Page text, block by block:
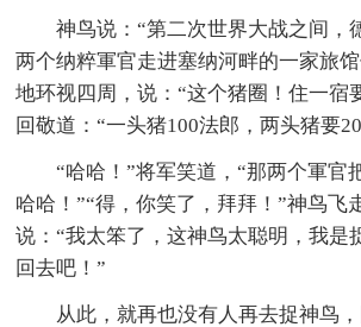
神鸟说：“第二次世界大战之间，
两个纳粹軍官走进塞纳河畔的一家旅
地环视四周，说：“这个猪圈！住一宿
回敬道：“一头猪100法郎，两头猪要
“哈哈！”将军笑道，“那两个軍官
哈哈！”“得，你笑了，拜拜！”神鸟飞
说：“我太笨了，这神鸟太聪明，我是
回去吧！”
从此，就再也没有人再去捉神鸟